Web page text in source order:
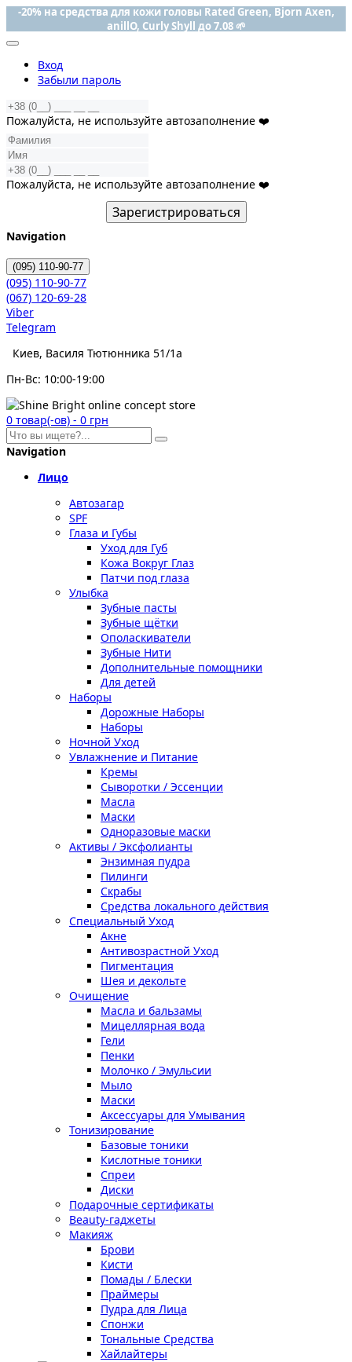
-20% на средства для кожи головы Rated Green, Bjorn Axen,
anillO, Curly Shyll до 7.08 🌱
Вход
Забыли пароль
Пожалуйста, не используйте автозаполнение ❤️
Пожалуйста, не используйте автозаполнение ❤️
Зарегистрироваться
Navigation
(095) 110-90-77
(095) 110-90-77
(067) 120-69-28
Viber
Telegram
Киев, Василя Тютюнника 51/1а
Пн-Вс: 10:00-19:00
0 товар(-ов) - 0 грн
Navigation
Лицо
Автозагар
SPF
Глаза и Губы
Уход для Губ
Кожа Вокруг Глаз
Патчи под глаза
Улыбка
Зубные пасты
Зубные щётки
Ополаскиватели
Зубные Нити
Дополнительные помощники
Для детей
Наборы
Дорожные Наборы
Наборы
Ночной Уход
Увлажнение и Питание
Кремы
Сыворотки / Эссенции
Масла
Маски
Одноразовые маски
Активы / Эксфолианты
Энзимная пудра
Пилинги
Скрабы
Средства локального действия
Специальный Уход
Акне
Антивозрастной Уход
Пигментация
Шея и декольте
Очищение
Масла и бальзамы
Мицеллярная вода
Гели
Пенки
Молочко / Эмульсии
Мыло
Маски
Аксессуары для Умывания
Тонизирование
Базовые тоники
Кислотные тоники
Спреи
Диски
Подарочные сертификаты
Beauty-гаджеты
Макияж
Брови
Кисти
Помады / Блески
Праймеры
Пудра для Лица
Спонжи
Тональные Средства
Хайлайтеры